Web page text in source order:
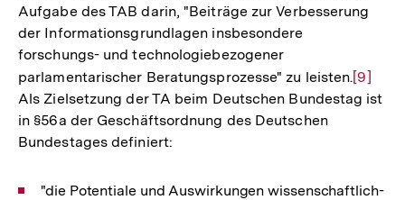
Aufgabe des TAB darin, "Beiträge zur Verbesserung
der Informationsgrundlagen insbesondere
forschungs- und technologiebezogener
parlamentarischer Beratungsprozesse" zu leisten.Zur
[9]
Als Zielsetzung der TA beim Deutschen Bundestag ist
in §56a der Geschäftsordnung des Deutschen
Bundestages definiert:
"die Potentiale und Auswirkungen wissenschaftlich-